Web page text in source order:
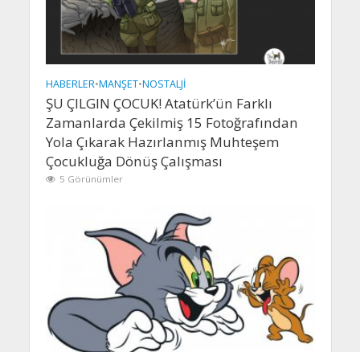
HABERLER•MANŞET•NOSTALJI
ŞU ÇILGIN ÇOCUK! Atatürk’ün Farklı
Zamanlarda Çekilmiş 15 Fotoğrafından
Yola Çıkarak Hazırlanmış Muhteşem
Çocukluğa Dönüş Çalışması
5 Görünümler